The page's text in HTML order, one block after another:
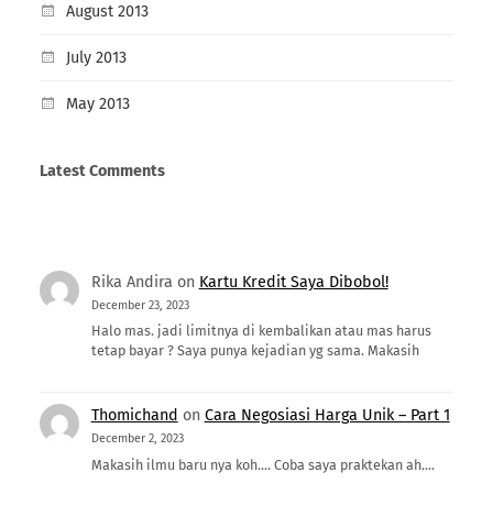
August 2013
July 2013
May 2013
Latest Comments
Rika Andira on Kartu Kredit Saya Dibobol!
December 23, 2023
Halo mas. jadi limitnya di kembalikan atau mas harus
tetap bayar ? Saya punya kejadian yg sama. Makasih
Thomichand on Cara Negosiasi Harga Unik – Part 1
December 2, 2023
Makasih ilmu baru nya koh.... Coba saya praktekan ah....